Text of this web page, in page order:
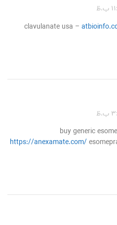
clavulanate usa –
buy generic
https://anexamate.com/